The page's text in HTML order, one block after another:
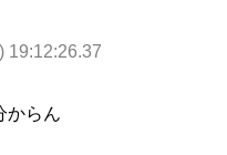
19:12:26.37
からん